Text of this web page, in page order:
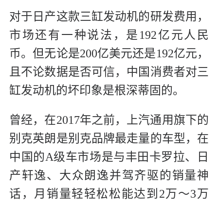
对于日产这款三缸发动机的研发费用，
市场还有一种说法，是192亿元人民
币。但无论是200亿美元还是192亿元，
且不论数据是否可信，中国消费者对三
缸发动机的坏印象是根深蒂固的。
曾经，在2017年之前，上汽通用旗下的
别克英朗是别克品牌最走量的车型，在
中国的A级车市场是与丰田卡罗拉、日
产轩逸、大众朗逸并驾齐驱的销量神
话，月销量轻轻松松能达到2万～3万